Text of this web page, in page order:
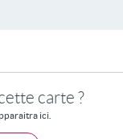
carte ?
ici.